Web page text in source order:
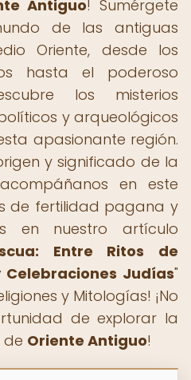
Antiguo! Sumérgete
de las antiguas
Oriente, desde los
hasta el poderoso
los misterios
y arqueológicos
apasionante región.
y significado de la
en este
de fertilidad pagana y
en nuestro artículo
Entre Ritos de
Judías"
y Mitologías! ¡No
de explorar la
de Oriente Antiguo!